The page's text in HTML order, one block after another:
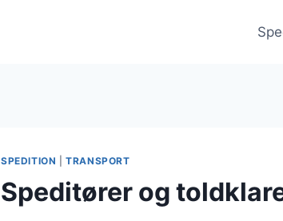
SPEDITION |TRANSPORT
Speditører og